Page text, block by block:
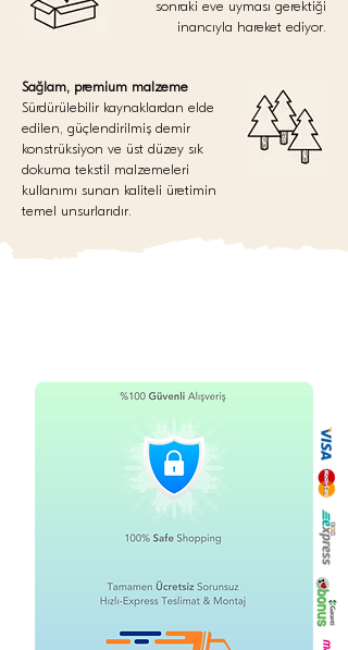
sonraki eve uyması gerektiği
inancıyla hareket ediyor.
Sağlam, premium malzeme
Sürdürülebilir kaynaklardan elde
edilen, güçlendirilmiş demir
konstrüksiyon ve üst düzey sık
dokuma tekstil malzemeleri
kullanımı sunan kaliteli üretimin
temel unsurlarıdır.